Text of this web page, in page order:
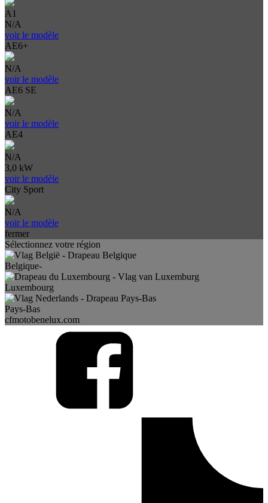
A1
N/A
voir le modèle
AE6+
N/A
voir le modèle
AE6 SE
N/A
voir le modèle
AE4
N/A
3,0 kW
voir le modèle
City Sport
N/A
voir le modèle
fermer
Sélectionnez votre région
Belgique-
Luxembourg
Pays-Bas
cfmotobenelux.com